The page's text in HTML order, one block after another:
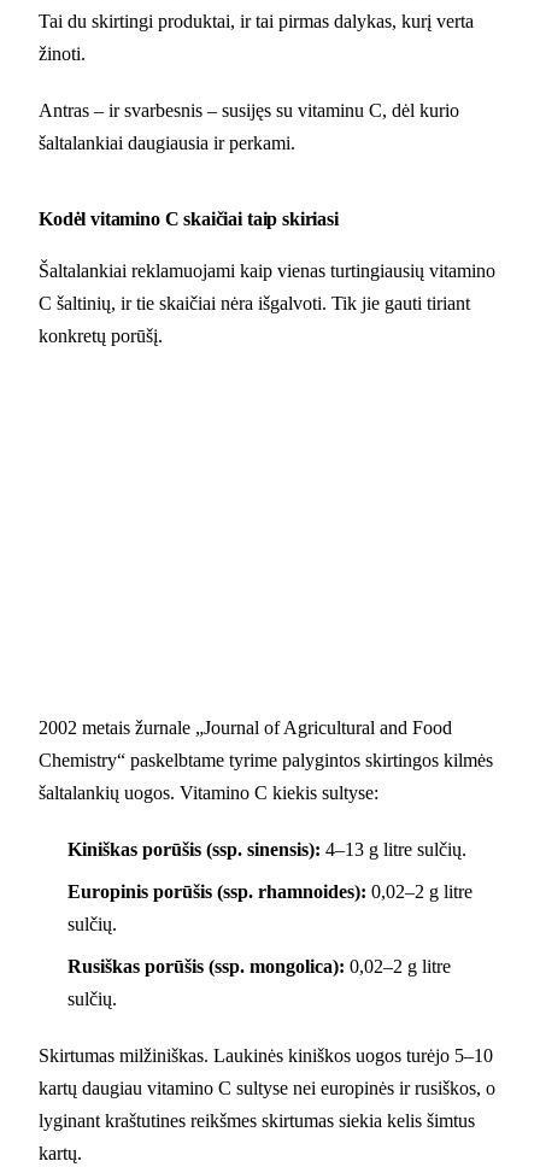
Tai du skirtingi produktai, ir tai pirmas dalykas, kurį verta
žinoti.
Antras – ir svarbesnis – susijęs su vitaminu C, dėl kurio
šaltalankiai daugiausia ir perkami.
Kodėl vitamino C skaičiai taip skiriasi
Šaltalankiai reklamuojami kaip vienas turtingiausių vitamino
C šaltinių, ir tie skaičiai nėra išgalvoti. Tik jie gauti tiriant
konkretų porūšį.
2002 metais žurnale „Journal of Agricultural and Food
Chemistry“ paskelbtame tyrime palygintos skirtingos kilmės
šaltalankių uogos. Vitamino C kiekis sultyse:
Kiniškas porūšis (ssp. sinensis): 4–13 g litre sulčių.
Europinis porūšis (ssp. rhamnoides): 0,02–2 g litre
sulčių.
Rusiškas porūšis (ssp. mongolica): 0,02–2 g litre
sulčių.
Skirtumas milžiniškas. Laukinės kiniškos uogos turėjo 5–10
kartų daugiau vitamino C sultyse nei europinės ir rusiškos, o
lyginant kraštutines reikšmes skirtumas siekia kelis šimtus
kartų.